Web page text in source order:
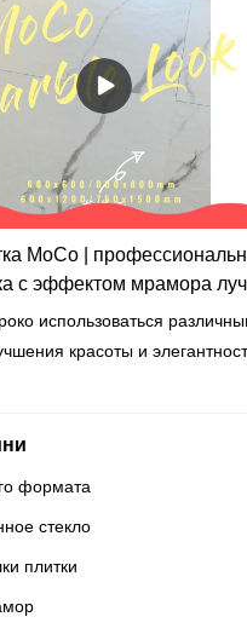
качества, внешнего вида и
репутацией на рынке.
дефекты прошлых
Технические
плитки с
серого цвета для
глазурованную плитку
MoCo |
с эффектом мрамора
использоваться
красоты и
формата
стекло
плитки